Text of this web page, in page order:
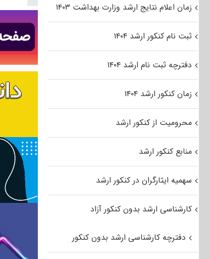
زمان اعلام نتایج ارشد وزارت بهداشت ۱۴۰۳
ثبت نام کنکور ارشد ۱۴۰۴
دفترچه ثبت نام ارشد ۱۴۰۴
زمان کنکور ارشد ۱۴۰۴
محرومیت از کنکور ارشد
منابع کنکور ارشد
سهمیه ایثارگران در کنکور ارشد
کارشناسی ارشد بدون کنکور آزاد
دفترچه کارشناسی ارشد بدون کنکور